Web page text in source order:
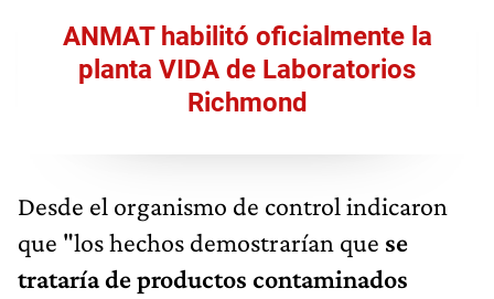
ANMAT habilitó oficialmente la
planta VIDA de Laboratorios
Richmond
Desde el organismo de control indicaron
que "los hechos demostrarían que se
trataría de productos contaminados